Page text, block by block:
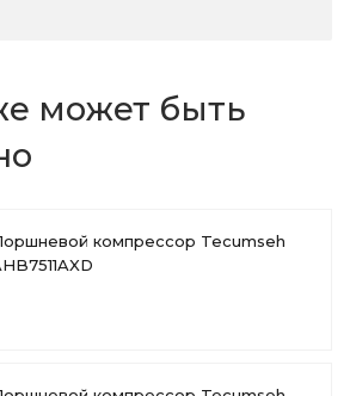
может быть
компрессор Tecumseh